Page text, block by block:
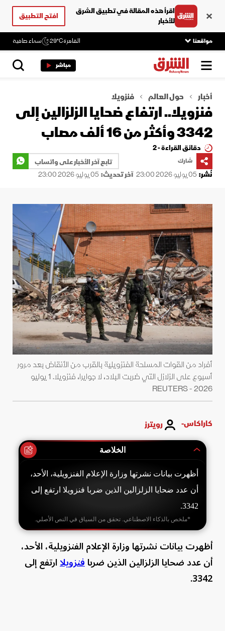
اقرأ هذه المقالة في تطبيق الشرق
للأخبار
افتح التطبيق
مواقعنا القاهرة29°C سماء صافية
مباشر
أخبار حول العالم فنزويلا
فنزويلا.. ارتفاع ضحايا الزلزالين إلى
3342 وأكثر من 16 ألف مصاب
دقائق القراءة - 2
شارك
تابع آخر الأخبار على واتساب
نُشر:05 يوليو 2026 23:00 آخر تحديث:05 يوليو 2026 23:00
أفراد من القوات المسلحة الفنزويلية بالقرب من الأنقاض بعد مرور
أسبوع على الزلازل التي ضربت البلاد، لا جوايرا، فنزويلا. 1 يوليو
2026 - REUTERS
كاراكاس- رويترز
الخلاصة
أظهرت بيانات نشرتها وزارة الإعلام الفنزويلية، الأحد،
أن عدد ‌ضحايا الزلزالين الذين ضربا فنزويلا ارتفع إلى
3342.
*ملخص بالذكاء الاصطناعي. تحقق من السياق في النص الأصلي.
أظهرت بيانات نشرتها وزارة الإعلام الفنزويلية، الأحد،
أن عدد ‌ضحايا الزلزالين الذين ضربافنزويلاارتفع إلى
3342.